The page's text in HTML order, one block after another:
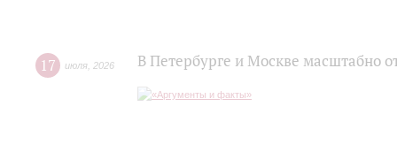
17 июля 2026 В Петербурге и Москве масштабно